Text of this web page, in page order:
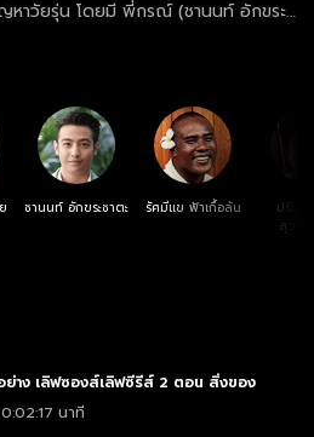
หาวัยรุ่น โดยมี พี่กรณ์ (ชานนท์ อักขระ
ทยดำเนินรายการ แบมมีพี่กรณ์เป็นแรง
กกลั่นแกล้งจากรุ่นพี่และเพื่อนๆ ที่ทำงาน
สุต) หนุ่มฝ่ายกำกับรายการ คอยฟัง
บบขวานผ่าซากอยู่บ่อยๆ แบมมีโลกส่วนตัว
ส่วนเสื้อผ้าของพี่กรณ์มาประกอบใส่หุ่น
กรณ์ที่แสนดี อบอุ่น คอยดูแลเป็นกำลังใจ
บอธิษฐานขอพรว่าขอให้มีใครสักคนที่เป็น
แต่ก็เหมือนคำอธิษฐานลมๆ แล้งๆ ตาม
ชานนท์ อักขระชาตะ รัศมีแข ฟ้าเกื้อล้น
ปรัชญ
สุวร
ย่าง เลิฟซองส์เลิฟซีรีส์ 2 ตอน สิ่งของ
0:02:17 นาที